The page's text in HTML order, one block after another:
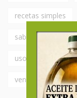
recetas simples
sabor intenso
usos del aceite de
vender aceite de